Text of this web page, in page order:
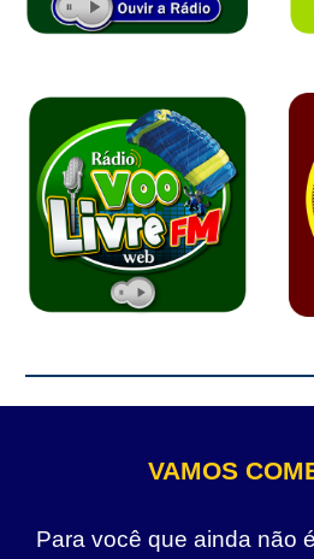
VAMOS
Para você que ainda não